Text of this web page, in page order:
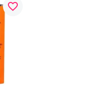
favorite_border